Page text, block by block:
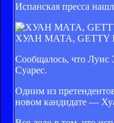
Испанская пресса
ХУАН МАТА, GETTY
Сообщалось, что Луис
Суарес.
Одним из
новом кандидате —